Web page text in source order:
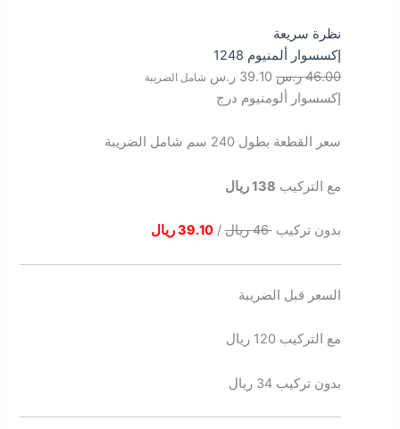
نظرة سريعة
إكسسوار ألمنيوم 1248
46.00 ر.س 39.10 ر.س شامل الضريبة
إكسسوار ألومنيوم درج
سعر القطعة بطول 240 سم شامل الضريبة
مع التركيب 138 ريال
بدون تركيب46 ريال /39.10 ريال
السعر قبل الضريبة
مع التركيب 120 ريال
بدون تركيب 34 ريال